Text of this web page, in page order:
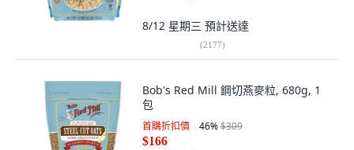
8/12 星期三 預計送達
(2177)
Bob's Red Mill 鋼切燕麥粒, 680g, 1
包
首購折扣價 46%$309
$166